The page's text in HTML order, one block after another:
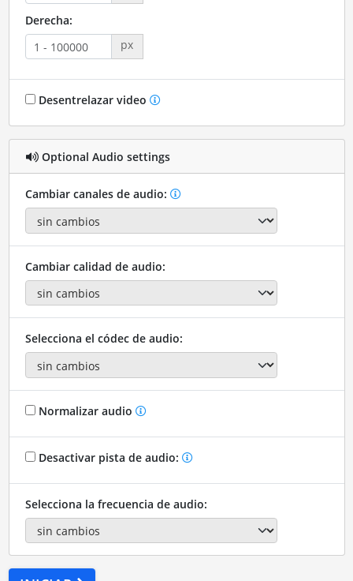
Derecha:
px
Desentrelazar video
Optional Audio settings
Cambiar canales de audio:
Cambiar calidad de audio:
Selecciona el códec de audio:
Normalizar audio
Desactivar pista de audio:
Selecciona la frecuencia de audio: